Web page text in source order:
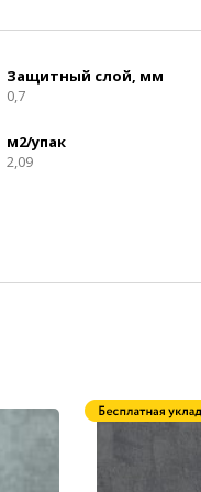
Защитный слой, мм
0,7
м2/упак
2,09